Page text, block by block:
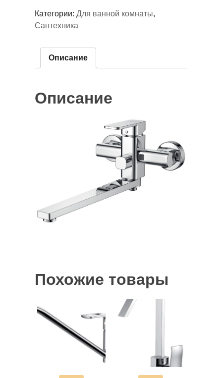
Категории: Для ванной комнаты,
Сантехника
Описание
Описание
Похожие товары